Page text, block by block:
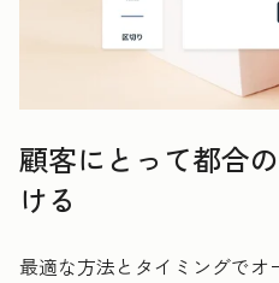
顧客にとって都合
ける
最適な方法とタイミングでオ